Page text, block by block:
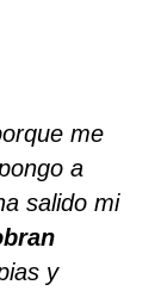
me
a
salido mi
y